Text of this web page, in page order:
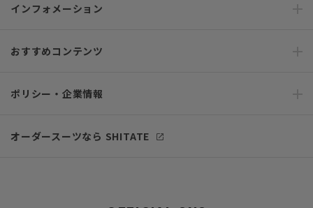
インフォメーション
おすすめコンテンツ
ポリシー・企業情報
オーダースーツなら SHITATE